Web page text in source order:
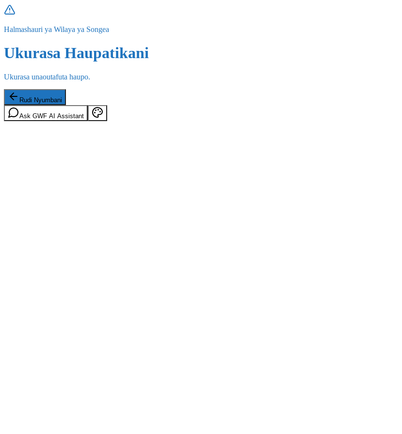
Halmashauri ya Wilaya ya Songea
Ukurasa Haupatikani
Ukurasa unaoutafuta haupo.
Rudi Nyumbani
Ask GWF AI Assistant